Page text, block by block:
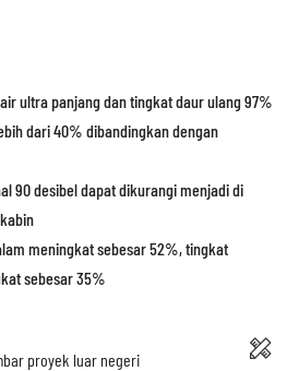
ultra panjang dan tingkat daur ulang 97%
dari 40% dibandingkan dengan
90 desibel dapat dikurangi menjadi di
meningkat sebesar 52%, tingkat
sebesar 35%
proyek luar negeri